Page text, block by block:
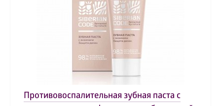
Противовоспалительная зубная паста с